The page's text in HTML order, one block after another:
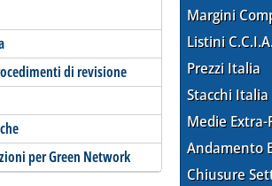
di revisione
per Green Network
Margini
Listini
Prezzi Italia
Stacchi Italia
Medie Extra-
Andamento
Chiusure